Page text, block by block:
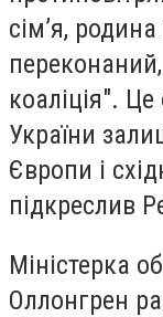
сім’я,
коаліція".
України
Європи і
підкреслив
Міністерка
Оллонгрен